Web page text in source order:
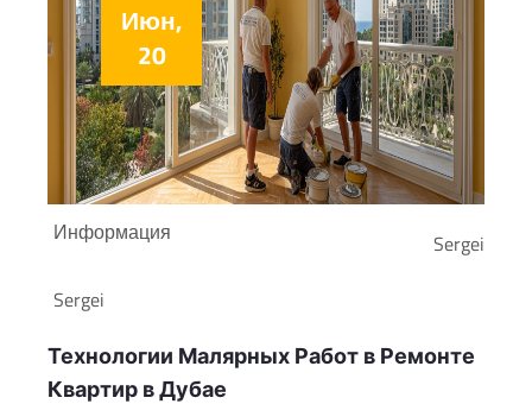
Июн,
20
Информация
Sergei
Sergei
Технологии Малярных Работ в Ремонте
Квартир в Дубае